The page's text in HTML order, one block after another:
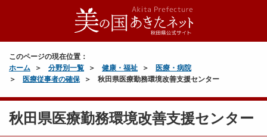
このページの現在位置：
ホーム
分野別一覧 健康・福祉
医療・病院
医療従事者の確保
秋田県医療勤務環境改善支援センター
秋田県医療勤務環境改善支援センター